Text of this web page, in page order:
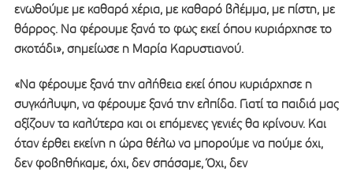
ενωθούμε με καθαρά χέρια, με καθαρό βλέμμα, με πίστη, με
θάρρος. Να φέρουμε ξανά το φως εκεί όπου κυριάρχησε το
σκοτάδι», σημείωσε η Μαρία Καρυστιανού.
«Να φέρουμε ξανά την αλήθεια εκεί όπου κυριάρχησε η
συγκάλυψη, να φέρουμε ξανά την ελπίδα. Γιατί τα παιδιά μας
αξίζουν τα καλύτερα και οι επόμενες γενιές θα κρίνουν. Και
όταν έρθει εκείνη η ώρα θέλω να μπορούμε να πούμε όχι,
δεν φοβηθήκαμε, όχι, δεν σπάσαμε, Όχι, δεν